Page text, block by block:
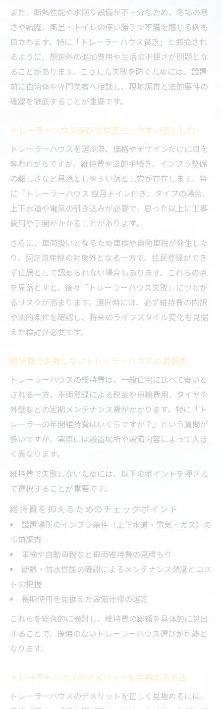
トレーラーハウス貧乏を回避する生活設計
維持費見落としがちなトレーラーハウス生
活の罠
維持費から見えるトレーラーハウスの盲点
トレーラーハウス維持費と一般住宅費用の
差
トレーラーハウスの年間維持費の内訳と注
トレーラーハウスは節税対策に有利なのか
維持費の安さとデメリットのバランスを考
える
トレーラーハウス維持費で後悔しないコツ
デメリット中心に考える賢い住居選択
トレーラーハウスデメリットを正しく理解
老後に向けたトレーラーハウス住居選びの
注意
節税だけで選ぶトレーラーハウスの落とし
トレーラーハウスの耐用年数とメンテナン
ス頻度
略
トレーラーハウス老後移住の注意点を徹底解説
トレーラーハウス老後移住の現実と理想の
差
老後に適したトレーラーハウスの選び方
トレーラーハウス老後生活で後悔しやすい
点
快適な老後を叶えるトレーラーハウス活用
法
トレーラーハウス何年住めるかの実体験紹
介
風呂トイレ付き住宅の隠れた課題とは
トレーラーハウス風呂トイレ付きの意外な
落とし穴
ウス事情
風呂トイレ付きトレーラーハウスの快適性
と課題
失敗しないトレーラーハウスの設備選び
また、断熱性能や水回り設備が不十分なため、冬場の寒
さや結露、風呂・トイレの使い勝手で不満を感じる例も
目立ちます。特に「トレーラーハウス貧乏」と揶揄され
るように、想定外の追加費用や生活の不便さが問題とな
ることがあります。こうした失敗を防ぐためには、設置
前に自治体や専門業者へ相談し、現地調査と法的要件の
確認を徹底することが重要です。
トレーラーハウス選びで見落としやすい落とし穴
トレーラーハウスを選ぶ際、価格やデザインだけに目を
奪われがちですが、維持費や法的手続き、インフラ整備
の難しさなど見落としやすい落とし穴が存在します。特
に「トレーラーハウス 風呂トイレ付き」タイプの場合、
上下水道や電気の引き込みが必要で、思った以上に工事
費用や手間がかかることがあります。
さらに、車両扱いとなるため車検や自動車税が発生した
り、固定資産税の対象外となる一方で、住民登録ができ
ず住居として認められない場合もあります。これらの点
を見落とすと、後々「トレーラーハウス失敗」につなが
るリスクが高まります。選択時には、必ず維持費の内訳
や法的条件を確認し、将来のライフスタイル変化も見据
えた検討が必要です。
維持費で失敗しないトレーラーハウスの選択術
トレーラーハウスの維持費は、一般住宅に比べて安いと
される一方、車両登録による税金や車検費用、タイヤや
外壁などの定期メンテナンス費がかかります。特に「ト
レーラーの年間維持費はいくらですか？」という質問が
多いですが、実際には設置場所や設備内容によって大き
く異なります。
維持費で失敗しないためには、以下のポイントを押さえ
て選択することが重要です。
維持費を抑えるためのチェックポイント
設置場所のインフラ条件（上下水道・電気・ガス）の
事前調査
車検や自動車税など車両維持費の見積もり
断熱・防水性能の確認によるメンテナンス頻度とコス
トの把握
長期使用を見据えた設備仕様の選定
これらを総合的に検討し、維持費の総額を具体的に算出
することで、後悔のないトレーラーハウス選びが可能と
なります。
トレーラーハウスのデメリットを見極める方法
トレーラーハウスのデメリットを正しく見極めるには、